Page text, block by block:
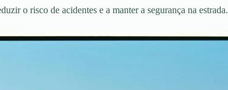
o risco de acidentes e a manter a segurança na estrada.